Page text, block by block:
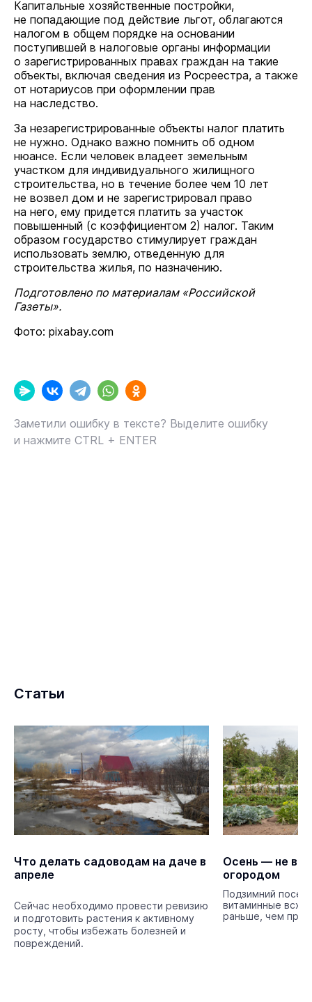
Капитальные хозяйственные постройки,
не попадающие под действие льгот, облагаются
налогом в общем порядке на основании
поступившей в налоговые органы информации
о зарегистрированных правах граждан на такие
объекты, включая сведения из Росреестра, а также
от нотариусов при оформлении прав
на наследство.
За незарегистрированные объекты налог платить
не нужно. Однако важно помнить об одном
нюансе. Если человек владеет земельным
участком для индивидуального жилищного
строительства, но в течение более чем 10 лет
не возвел дом и не зарегистрировал право
на него, ему придется платить за участок
повышенный (с коэффициентом 2) налог. Таким
образом государство стимулирует граждан
использовать землю, отведенную для
строительства жилья, по назначению.
Подготовлено по материалам «Российской
Газеты».
Фото: pixabay.com
Заметили ошибку в тексте? Выделите ошибку
и нажмите CTRL + ENTER
Статьи
Что делать садоводам на даче в
апреле
Сейчас необходимо провести ревизию
и подготовить растения к активному
росту, чтобы избежать болезней и
повреждений.
Осень — не
огородом
Подзимний посев
витаминные
раньше, чем при